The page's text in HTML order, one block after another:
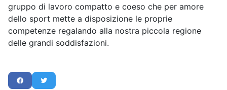
gruppo di lavoro compatto e coeso che per amore
dello sport mette a disposizione le proprie
competenze regalando alla nostra piccola regione
delle grandi soddisfazioni.